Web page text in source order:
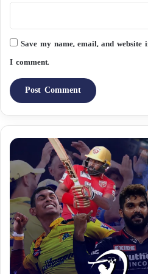
Save my name, email, and
I comment.